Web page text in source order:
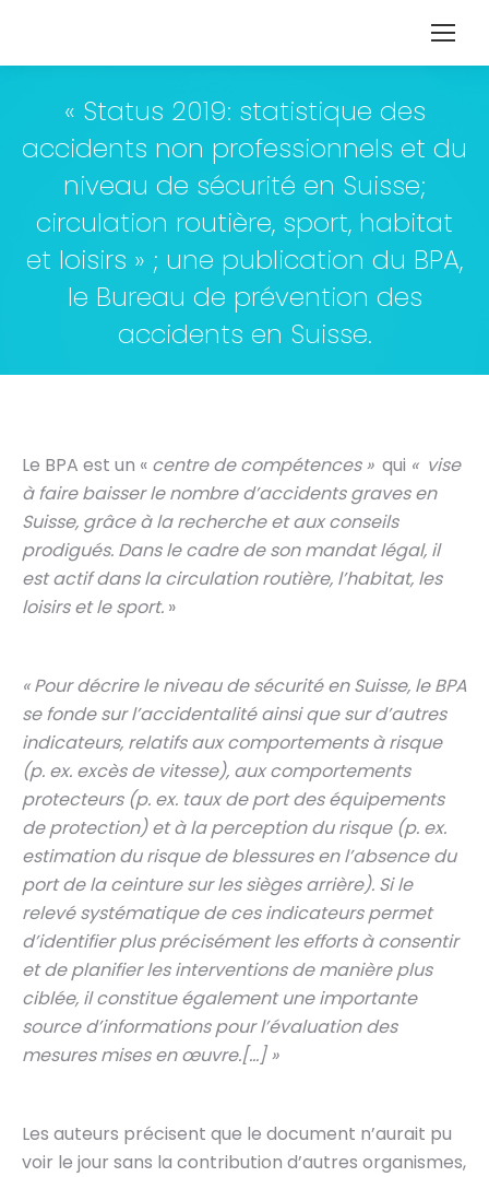
« Status 2019: statistique des
accidents non professionnels et du
niveau de sécurité en Suisse;
circulation routière, sport, habitat
et loisirs » ; une publication du BPA,
le Bureau de prévention des
accidents en Suisse.
Le BPA est un « centre de compétences » qui « vise
à faire baisser le nombre d’accidents graves en
Suisse, grâce à la recherche et aux conseils
prodigués. Dans le cadre de son mandat légal, il
est actif dans la circulation routière, l’habitat, les
loisirs et le sport. »
« Pour décrire le niveau de sécurité en Suisse, le BPA
se fonde sur l’accidentalité ainsi que sur d’autres
indicateurs, relatifs aux comportements à risque
(p. ex. excès de vitesse), aux comportements
protecteurs (p. ex. taux de port des équipements
de protection) et à la perception du risque (p. ex.
estimation du risque de blessures en l’absence du
port de la ceinture sur les sièges arrière). Si le
relevé systématique de ces indicateurs permet
d’identifier plus précisément les efforts à consentir
et de planifier les interventions de manière plus
ciblée, il constitue également une importante
source d’informations pour l’évaluation des
mesures mises en œuvre.[…] »
Les auteurs précisent que le document n’aurait pu
voir le jour sans la contribution d’autres organismes,